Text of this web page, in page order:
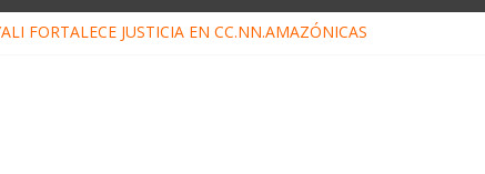
FORTALECE JUSTICIA EN CC.NN.AMAZÓNICAS